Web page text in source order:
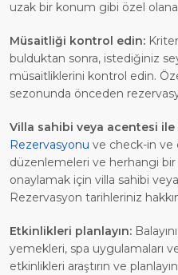
uzak bir konum gibi özel
Müsaitliği kontrol edin:
bulduktan sonra, istediğiniz
müsaitliklerini kontrol edin.
sezonunda önceden
Villa sahibi veya acentesi
Rezervasyonu ve check-in ve
düzenlemeleri ve herhangi
onaylamak için villa sahibi
Rezervasyon tarihleriniz
Etkinlikleri planlayın:
yemekleri, spa uygulamaları
etkinlikleri araştırın ve